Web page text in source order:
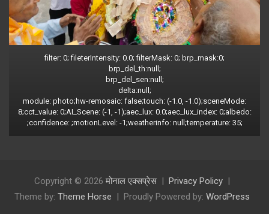
filter: 0; fileterIntensity: 0.0; filterMask: 0; brp_mask:0;
brp_del_th:null;
brp_del_sen:null;
delta:null;
module: photo;hw-remosaic: false;touch: (-1.0, -1.0);sceneMode:
8;cct_value: 0;AI_Scene: (-1, -1);aec_lux: 0.0;aec_lux_index: 0;albedo:
;confidence: ;motionLevel: -1;weatherinfo: null;temperature: 35;
Copyright © 2026 मोनाल एक्सप्रेस
Privacy Policy
Theme by: Theme Horse Proudly Powered by: WordPress